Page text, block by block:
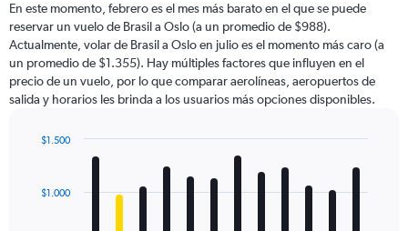
categories.
The
chart
has
1
Y
displaying
En este momento, febrero es el mes más barato en el que se puede
reservar un vuelo de Brasil a Oslo (a un promedio de $988).
Actualmente, volar de Brasil a Oslo en julio es el momento más caro (a
un promedio de $1.355). Hay múltiples factores que influyen en el
precio de un vuelo, por lo que comparar aerolíneas, aeropuertos de
salida y horarios les brinda a los usuarios más opciones disponibles.
with
12
$1.000
$1.500